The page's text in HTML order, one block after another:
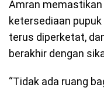
Amran
ketersediaan
terus diperketat,
berakhir dengan
“Tidak ada ruang